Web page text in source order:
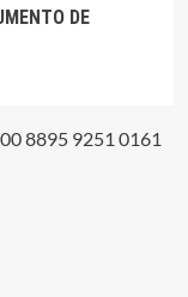
DE
8895 9251 0161